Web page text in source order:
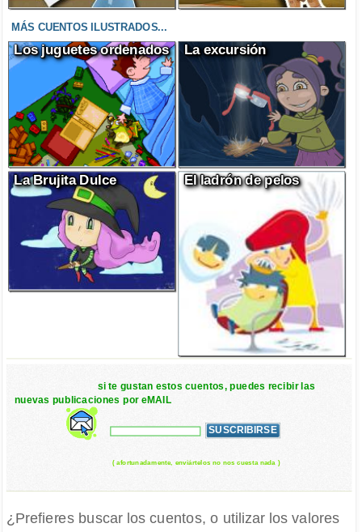
MÁS CUENTOS ILUSTRADOS...
Los juguetes ordenados La excursión
La Brujita Dulce El ladrón de pelos
si te gustan estos cuentos, puedes recibir las
nuevas publicaciones por eMAIL
( afortunadamente, enviártelos no nos cuesta nada )
¿Prefieres buscar los cuentos, o utilizar los valores